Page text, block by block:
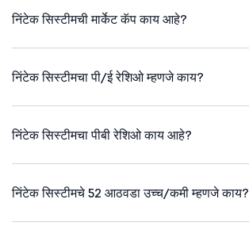
निंटेक सिस्टीमची मार्केट कॅप काय आहे?
निंटेक सिस्टीमचा पी/ई रेशिओ म्हणजे काय?
निंटेक सिस्टीमचा पीबी रेशिओ काय आहे?
निंटेक सिस्टीमचे 52 आठवडा उच्च/कमी म्हणजे काय?